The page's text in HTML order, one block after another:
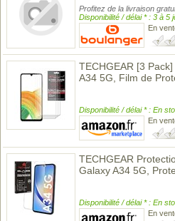
Profitez de la livraison
Disponibilité / délai * : 3 à 5
En
TECHGEAR [3
A34 5G, Film de
Disponibilité / délai * : En
En
TECHGEAR
Galaxy A34 5G,
Disponibilité / délai * : En
En